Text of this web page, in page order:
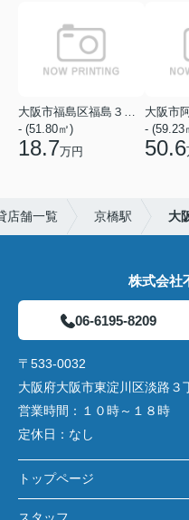
- (51.80㎡)
18.7万円
- (59.23
50.6
店舗一覧 京橋駅 大
株式会社
06-6195-8209
〒533-0032
大阪府大阪市東淀川区淡路３
営業時間： １０時～１８時
定休日： なし
トップページ